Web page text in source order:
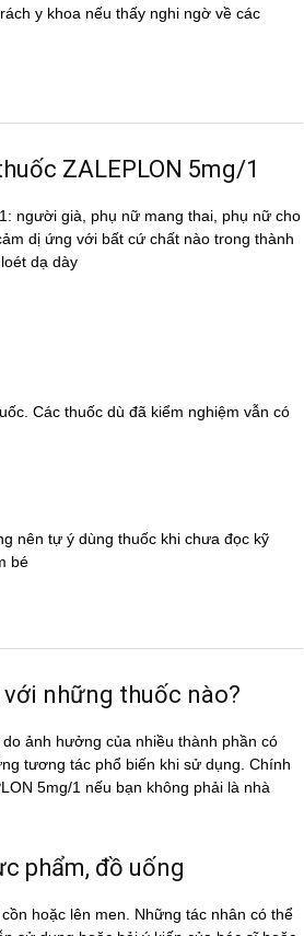
y khoa nếu thấy nghi ngờ về các
ZALEPLON 5mg/1
người già, phụ nữ mang thai, phụ nữ cho
dị ứng với bất cứ chất nào trong thành
dạ dày
Các thuốc dù đã kiểm nghiệm vẫn có
nên tự ý dùng thuốc khi chưa đọc kỹ
bé
những thuốc nào?
ảnh hưởng của nhiều thành phần có
tương tác phổ biến khi sử dụng. Chính
5mg/1 nếu bạn không phải là nhà
phẩm, đồ uống
hoặc lên men. Những tác nhân có thể